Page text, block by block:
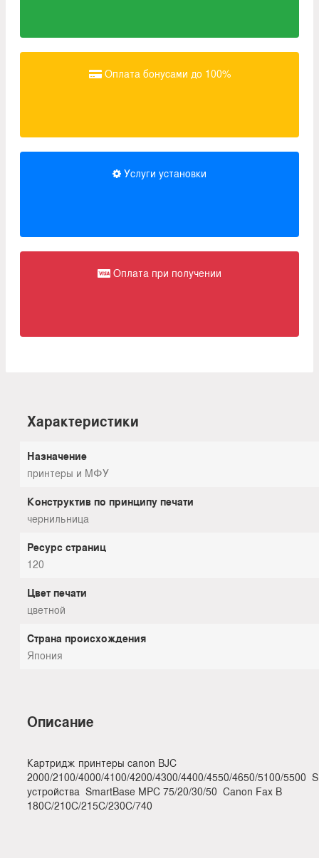
Оплата бонусами до 100%
Услуги установки
Оплата при получении
Характеристики
Назначение
принтеры и МФУ
Конструктив по принципу печати
чернильница
Ресурс страниц
120
Цвет печати
цветной
Страна происхождения
Япония
Описание
Картридж принтеры canon BJC
2000/2100/4000/4100/4200/4300/4400/4550/4650/5100/5500
устройства SmartBase MPC 75/20/30/50 Canon Fax B
180C/210C/215C/230C/740